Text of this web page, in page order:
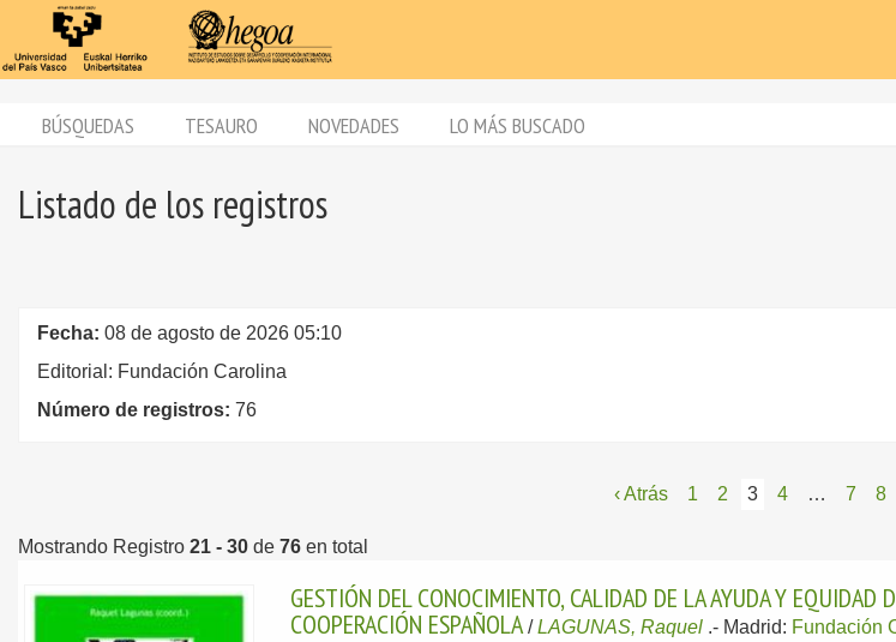
BÚSQUEDAS TESAURO NOVEDADES LO MÁS BUSCADO
Listado de los registros
Fecha: 08 de agosto de 2026 05:10
Editorial: Fundación Carolina
Número de registros: 76
‹ Atrás 1 2 3 4 … 7 8
Mostrando Registro 21 - 30 de 76 en total
GESTIÓN DEL CONOCIMIENTO, CALIDAD DE LA AYUDA Y EQUIDAD
COOPERACIÓN ESPAÑOLA /LAGUNAS, Raquel .- Madrid: Fundación